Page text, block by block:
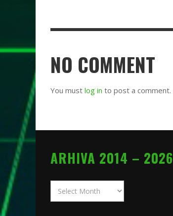
NO COMMENT
You must log in to post a comment.
ARHIVA 2014 – 2026
2014